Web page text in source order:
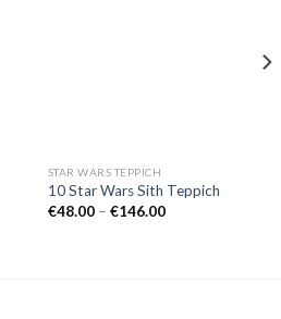
STAR WARS TEPPICH
10 Star Wars Sith Teppich
€48.00 – €146.00Preisspanne: